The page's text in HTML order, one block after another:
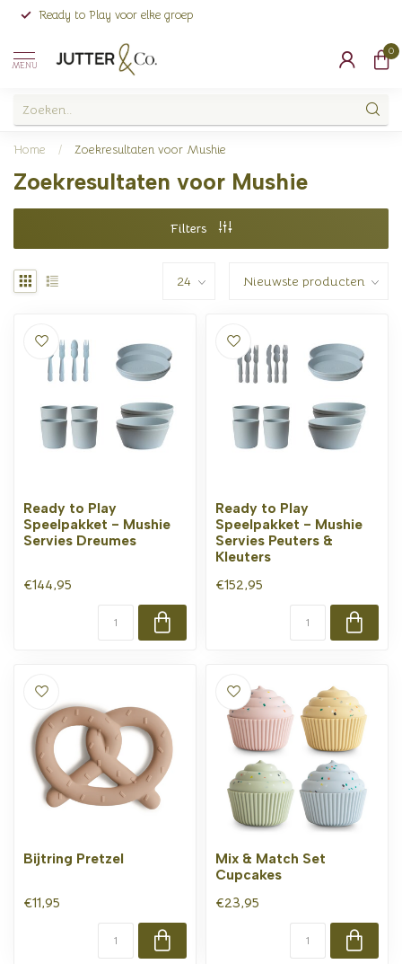
Ready to Play voor elke groep
MENU
0
Home / Zoekresultaten voor Mushie
Zoekresultaten voor Mushie
Filters
Ready to Play
Speelpakket - Mushie
Servies Dreumes
€144,95
Ready to Play
Speelpakket - Mushie
Servies Peuters &
Kleuters
€152,95
Bijtring Pretzel
€11,95
Mix & Match Set
Cupcakes
€23,95